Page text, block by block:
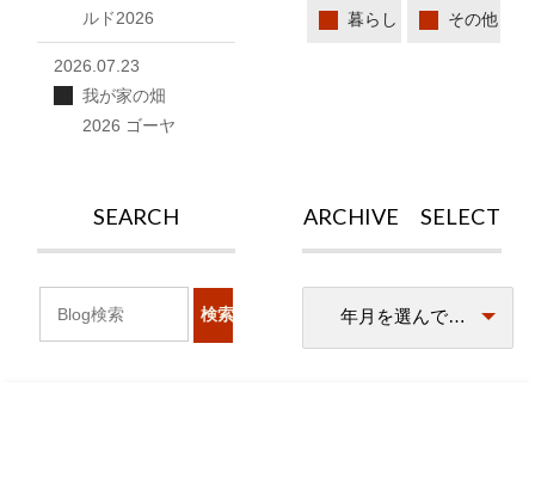
暮らし その他
ルド2026
2026.07.23
我が家の畑
2026 ゴーヤ
ARCHIVE SELECT
SEARCH